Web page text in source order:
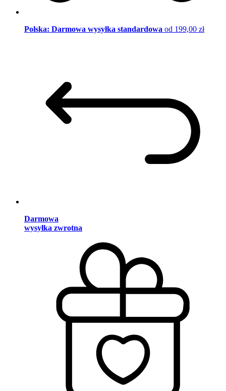
Polska: Darmowa wysyłka standardowa od 199,00 zł
Darmowa
wysyłka zwrotna